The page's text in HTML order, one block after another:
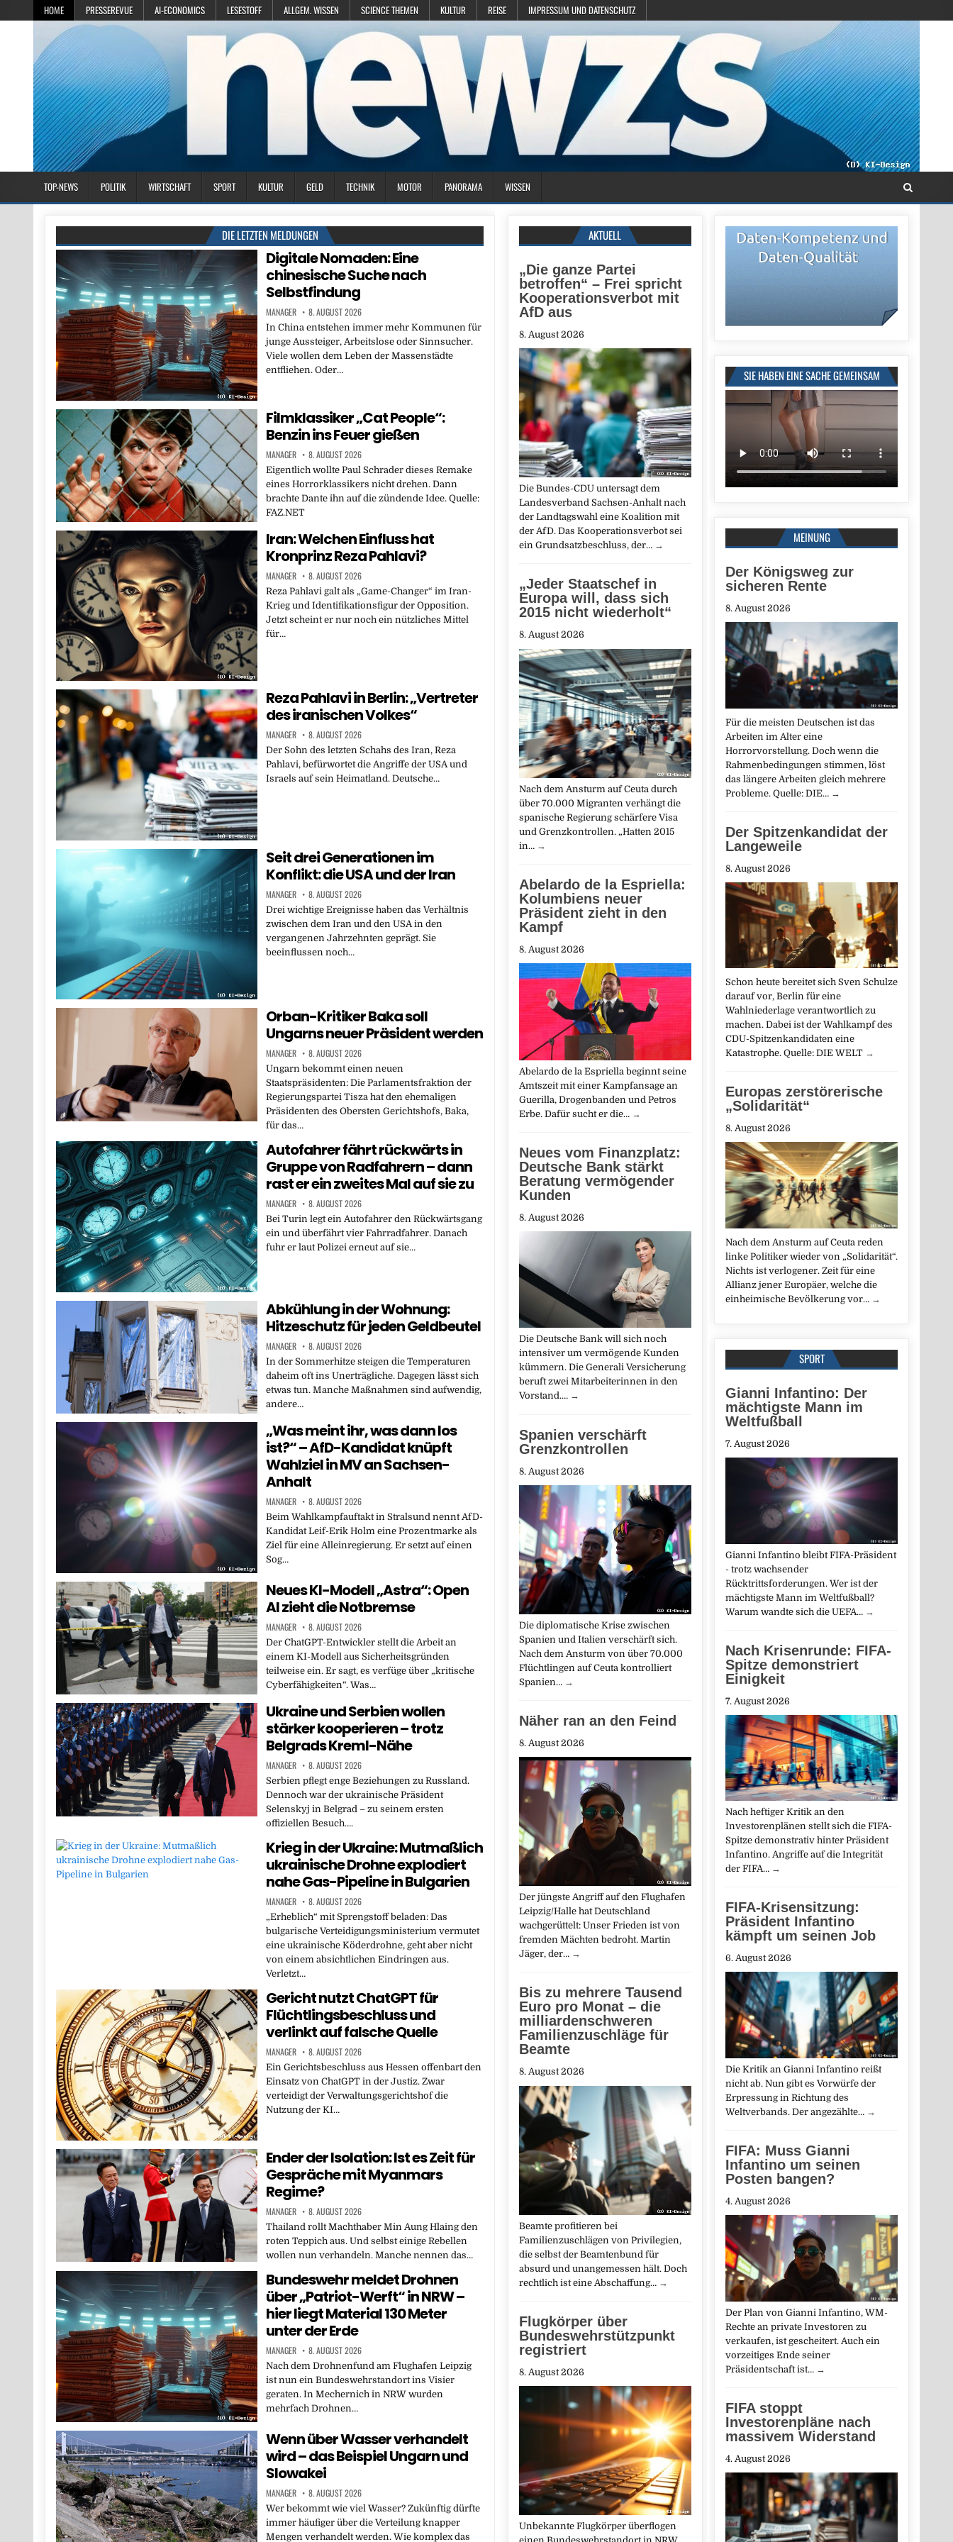
HOME PRESSEREVUE AI-ECONOMICS LESESTOFF ALLGEM. WISSEN SCIENCE THEMEN KULTUR REISE IMPRESSUM UND DATENSCHUTZ
TOP-NEWS POLITIK WIRTSCHAFT SPORT KULTUR GELD TECHNIK MOTOR PANORAMA WISSEN
DIE LETZTEN MELDUNGEN
Digitale Nomaden: Eine
chinesische Suche nach
Selbstfindung
MANAGER 8. AUGUST 2026
In China entstehen immer mehr Kommunen für
junge Aussteiger, Arbeitslose oder Sinnsucher.
Viele wollen dem Leben der Massenstädte
entfliehen. Oder…
Filmklassiker „Cat People“:
Benzin ins Feuer gießen
MANAGER 8. AUGUST 2026
Eigentlich wollte Paul Schrader dieses Remake
eines Horrorklassikers nicht drehen. Dann
brachte Dante ihn auf die zündende Idee. Quelle:
FAZ.NET
Iran: Welchen Einfluss hat
Kronprinz Reza Pahlavi?
MANAGER 8. AUGUST 2026
Reza Pahlavi galt als „Game-Changer“ im Iran-
Krieg und Identifikationsfigur der Opposition.
Jetzt scheint er nur noch ein nützliches Mittel
für…
Reza Pahlavi in Berlin: „Vertreter
des iranischen Volkes“
MANAGER 8. AUGUST 2026
Der Sohn des letzten Schahs des Iran, Reza
Pahlavi, befürwortet die Angriffe der USA und
Israels auf sein Heimatland. Deutsche…
Seit drei Generationen im
Konflikt: die USA und der Iran
MANAGER 8. AUGUST 2026
Drei wichtige Ereignisse haben das Verhältnis
zwischen dem Iran und den USA in den
vergangenen Jahrzehnten geprägt. Sie
beeinflussen noch…
Orban-Kritiker Baka soll
Ungarns neuer Präsident werden
MANAGER 8. AUGUST 2026
Ungarn bekommt einen neuen
Staatspräsidenten: Die Parlamentsfraktion der
Regierungspartei Tisza hat den ehemaligen
Präsidenten des Obersten Gerichtshofs, Baka,
für das…
Autofahrer fährt rückwärts in
Gruppe von Radfahrern – dann
rast er ein zweites Mal auf sie zu
MANAGER 8. AUGUST 2026
Bei Turin legt ein Autofahrer den Rückwärtsgang
ein und überfährt vier Fahrradfahrer. Danach
fuhr er laut Polizei erneut auf sie…
Abkühlung in der Wohnung:
Hitzeschutz für jeden Geldbeutel
MANAGER 8. AUGUST 2026
In der Sommerhitze steigen die Temperaturen
daheim oft ins Unerträgliche. Dagegen lässt sich
etwas tun. Manche Maßnahmen sind aufwendig,
andere…
„Was meint ihr, was dann los
ist?“ – AfD-Kandidat knüpft
Wahlziel in MV an Sachsen-
Anhalt
MANAGER 8. AUGUST 2026
Beim Wahlkampfauftakt in Stralsund nennt AfD-
Kandidat Leif-Erik Holm eine Prozentmarke als
Ziel für eine Alleinregierung. Er setzt auf einen
Sog…
Neues KI-Modell „Astra“: Open
AI zieht die Notbremse
MANAGER 8. AUGUST 2026
Der ChatGPT-Entwickler stellt die Arbeit an
einem KI-Modell aus Sicherheitsgründen
teilweise ein. Er sagt, es verfüge über „kritische
Cyberfähigkeiten“. Was…
Ukraine und Serbien wollen
stärker kooperieren – trotz
Belgrads Kreml-Nähe
MANAGER 8. AUGUST 2026
Serbien pflegt enge Beziehungen zu Russland.
Dennoch war der ukrainische Präsident
Selenskyj in Belgrad – zu seinem ersten
offiziellen Besuch….
Krieg in der Ukraine: Mutmaßlich
ukrainische Drohne explodiert
nahe Gas-Pipeline in Bulgarien
MANAGER 8. AUGUST 2026
„Erheblich“ mit Sprengstoff beladen: Das
bulgarische Verteidigungsministerium vermutet
eine ukrainische Köderdrohne, geht aber nicht
von einem absichtlichen Eindringen aus.
Verletzt…
Gericht nutzt ChatGPT für
Flüchtlingsbeschluss und
verlinkt auf falsche Quelle
MANAGER 8. AUGUST 2026
Ein Gerichtsbeschluss aus Hessen offenbart den
Einsatz von ChatGPT in der Justiz. Zwar
verteidigt der Verwaltungsgerichtshof die
Nutzung der KI…
Ender der Isolation: Ist es Zeit für
Gespräche mit Myanmars
Regime?
MANAGER 8. AUGUST 2026
Thailand rollt Machthaber Min Aung Hlaing den
roten Teppich aus. Und selbst einige Rebellen
wollen nun verhandeln. Manche nennen das…
Bundeswehr meldet Drohnen
über „Patriot-Werft“ in NRW –
hier liegt Material 130 Meter
unter der Erde
MANAGER 8. AUGUST 2026
Nach dem Drohnenfund am Flughafen Leipzig
ist nun ein Bundeswehrstandort ins Visier
geraten. In Mechernich in NRW wurden
mehrfach Drohnen…
Wenn über Wasser verhandelt
wird – das Beispiel Ungarn und
Slowakei
MANAGER 8. AUGUST 2026
Wer bekommt wie viel Wasser? Zukünftig dürfte
immer häufiger über die Verteilung knapper
Mengen verhandelt werden. Wie komplex das
SIE HABEN EINE SACHE GEMEINSAM
MEINUNG
Der Königsweg zur
sicheren Rente
8. August 2026
Für die meisten Deutschen ist das
Arbeiten im Alter eine
Horrorvorstellung. Doch wenn die
Rahmenbedingungen stimmen, löst
das längere Arbeiten gleich mehrere
Probleme. Quelle: DIE… →
Der Spitzenkandidat der
Langeweile
8. August 2026
Schon heute bereitet sich Sven Schulze
darauf vor, Berlin für eine
Wahlniederlage verantwortlich zu
machen. Dabei ist der Wahlkampf des
CDU-Spitzenkandidaten eine
Katastrophe. Quelle: DIE WELT →
Europas zerstörerische
„Solidarität“
8. August 2026
Nach dem Ansturm auf Ceuta reden
linke Politiker wieder von „Solidarität“.
Nichts ist verlogener. Zeit für eine
Allianz jener Europäer, welche die
einheimische Bevölkerung vor… →
SPORT
Gianni Infantino: Der
mächtigste Mann im
Weltfußball
7. August 2026
Gianni Infantino bleibt FIFA-Präsident
- trotz wachsender
Rücktrittsforderungen. Wer ist der
mächtigste Mann im Weltfußball?
Warum wandte sich die UEFA… →
Nach Krisenrunde: FIFA-
Spitze demonstriert
Einigkeit
7. August 2026
Nach heftiger Kritik an den
Investorenplänen stellt sich die FIFA-
Spitze demonstrativ hinter Präsident
Infantino. Angriffe auf die Integrität
der FIFA… →
FIFA-Krisensitzung:
Präsident Infantino
kämpft um seinen Job
6. August 2026
Die Kritik an Gianni Infantino reißt
nicht ab. Nun gibt es Vorwürfe der
Erpressung in Richtung des
Weltverbands. Der angezählte… →
FIFA: Muss Gianni
Infantino um seinen
Posten bangen?
4. August 2026
Der Plan von Gianni Infantino, WM-
Rechte an private Investoren zu
verkaufen, ist gescheitert. Auch ein
vorzeitiges Ende seiner
Präsidentschaft ist… →
FIFA stoppt
Investorenpläne nach
massivem Widerstand
4. August 2026
AKTUELL
„Die ganze Partei
betroffen“ – Frei spricht
Kooperationsverbot mit
AfD aus
8. August 2026
Die Bundes-CDU untersagt dem
Landesverband Sachsen-Anhalt nach
der Landtagswahl eine Koalition mit
der AfD. Das Kooperationsverbot sei
ein Grundsatzbeschluss, der… →
„Jeder Staatschef in
Europa will, dass sich
2015 nicht wiederholt“
8. August 2026
Nach dem Ansturm auf Ceuta durch
über 70.000 Migranten verhängt die
spanische Regierung schärfere Visa
und Grenzkontrollen. „Hatten 2015
in… →
Abelardo de la Espriella:
Kolumbiens neuer
Präsident zieht in den
Kampf
8. August 2026
Abelardo de la Espriella beginnt seine
Amtszeit mit einer Kampfansage an
Guerilla, Drogenbanden und Petros
Erbe. Dafür sucht er die… →
Neues vom Finanzplatz:
Deutsche Bank stärkt
Beratung vermögender
Kunden
8. August 2026
Die Deutsche Bank will sich noch
intensiver um vermögende Kunden
kümmern. Die Generali Versicherung
beruft zwei Mitarbeiterinnen in den
Vorstand.… →
Spanien verschärft
Grenzkontrollen
8. August 2026
Die diplomatische Krise zwischen
Spanien und Italien verschärft sich.
Nach dem Ansturm von über 70.000
Flüchtlingen auf Ceuta kontrolliert
Spanien… →
Näher ran an den Feind
8. August 2026
Der jüngste Angriff auf den Flughafen
Leipzig/Halle hat Deutschland
wachgerüttelt: Unser Frieden ist von
fremden Mächten bedroht. Martin
Jäger, der… →
Bis zu mehrere Tausend
Euro pro Monat – die
milliardenschweren
Familienzuschläge für
Beamte
8. August 2026
Beamte profitieren bei
Familienzuschlägen von Privilegien,
die selbst der Beamtenbund für
absurd und unangemessen hält. Doch
rechtlich ist eine Abschaffung… →
Flugkörper über
Bundeswehrstützpunkt
registriert
8. August 2026
Unbekannte Flugkörper überflogen